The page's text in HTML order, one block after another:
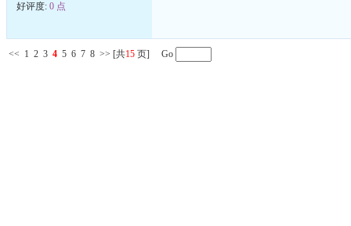
好评度: 0 点
<< 1 2 3 4 5 6 7 8 >> [共15 页] Go